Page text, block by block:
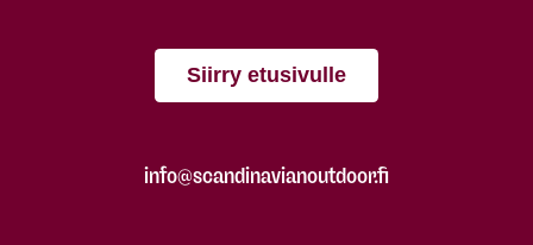
Siirry etusivulle
info@scandinavianoutdoor.fi